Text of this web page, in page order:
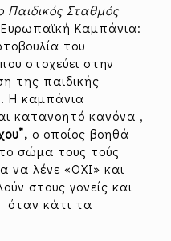
Σταθμός
Καμπάνια:
του
στοχεύει στην
της παιδικής
Η καμπάνια
κατανοητό κανόνα ,
ο οποίος βοηθά
σώμα τους τούς
να λένε «ΟΧΙ» και
στους γονείς και
όταν κάτι τα